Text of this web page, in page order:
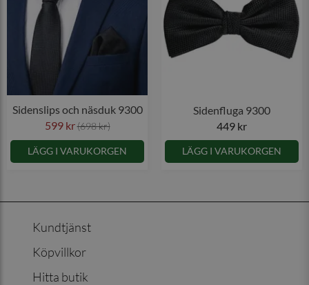
Sidenslips och näsduk 9300
599 kr(698 kr)
LÄGG I VARUKORGEN
Sidenfluga 9300
449 kr
LÄGG I VARUKORGEN
Kundtjänst
Köpvillkor
Hitta butik